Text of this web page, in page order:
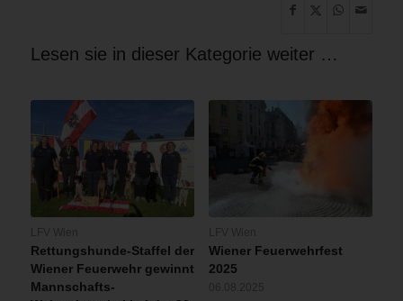
Lesen sie in dieser Kategorie weiter …
Rettungshunde-Staffel der
Wiener Feuerwehr gewinnt
Mannschafts-
Wiener Feuerwehrfest
2025